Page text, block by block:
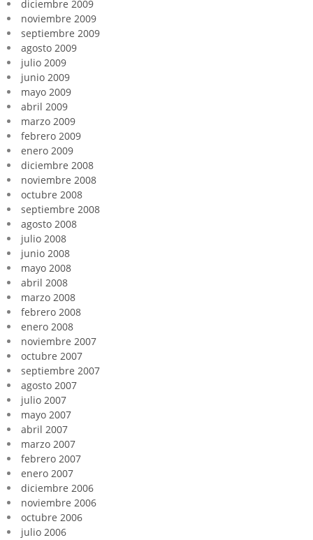
diciembre 2009
noviembre 2009
septiembre 2009
agosto 2009
julio 2009
junio 2009
mayo 2009
abril 2009
marzo 2009
febrero 2009
enero 2009
diciembre 2008
noviembre 2008
octubre 2008
septiembre 2008
agosto 2008
julio 2008
junio 2008
mayo 2008
abril 2008
marzo 2008
febrero 2008
enero 2008
noviembre 2007
octubre 2007
septiembre 2007
agosto 2007
julio 2007
mayo 2007
abril 2007
marzo 2007
febrero 2007
enero 2007
diciembre 2006
noviembre 2006
octubre 2006
julio 2006